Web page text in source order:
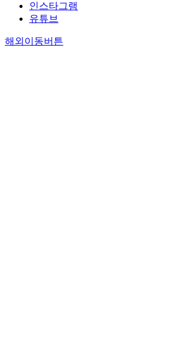
인스타그램
유튜브
해외이동버튼